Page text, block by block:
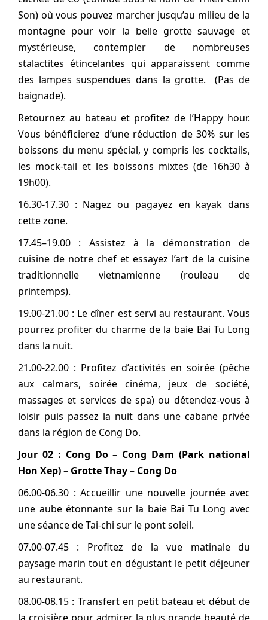
Son) où vous pouvez marcher jusqu’au milieu de la
montagne pour voir la belle grotte sauvage et
mystérieuse, contempler de nombreuses
stalactites étincelantes qui apparaissent comme
des lampes suspendues dans la grotte. (Pas de
baignade).
Retournez au bateau et profitez de l’Happy hour.
Vous bénéficierez d’une réduction de 30% sur les
boissons du menu spécial, y compris les cocktails,
les mock-tail et les boissons mixtes (de 16h30 à
19h00).
16.30-17.30 : Nagez ou pagayez en kayak dans
cette zone.
17.45–19.00 : Assistez à la démonstration de
cuisine de notre chef et essayez l’art de la cuisine
traditionnelle vietnamienne (rouleau de
printemps).
19.00-21.00 : Le dîner est servi au restaurant. Vous
pourrez profiter du charme de la baie Bai Tu Long
dans la nuit.
21.00-22.00 : Profitez d’activités en soirée (pêche
aux calmars, soirée cinéma, jeux de société,
massages et services de spa) ou détendez-vous à
loisir puis passez la nuit dans une cabane privée
dans la région de Cong Do.
Jour 02 : Cong Do – Cong Dam (Park national
Hon Xep) – Grotte Thay – Cong Do
06.00-06.30 : Accueillir une nouvelle journée avec
une aube étonnante sur la baie Bai Tu Long avec
une séance de Tai-chi sur le pont soleil.
07.00-07.45 : Profitez de la vue matinale du
paysage marin tout en dégustant le petit déjeuner
au restaurant.
08.00-08.15 : Transfert en petit bateau et début de